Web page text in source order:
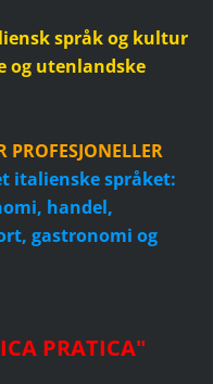
språk og kultur
og utenlandske
PROFESJONELLER
italienske språket:
handel,
gastronomi og
PRATICA"